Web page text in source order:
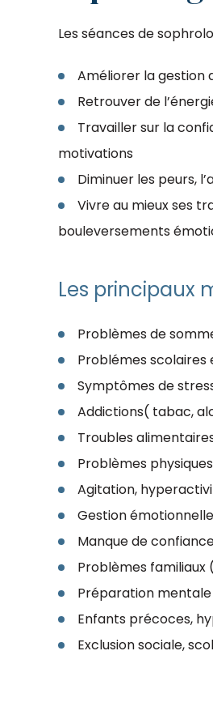
Les séances de
Améliorer la gestion
Retrouver de
Travailler sur la
motivations
Diminuer les peurs,
Vivre au mieux ses
bouleversements
Les principaux
Problèmes de
Problémes
Symptômes de
Addictions( tabac,
Troubles
Problèmes
Agitation,
Gestion
Manque de
Problèmes familiaux
Préparation
Enfants précoces,
Exclusion sociale,